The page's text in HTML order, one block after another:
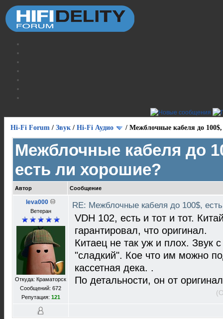
Hi-Fi Forum / Звук / Hi-Fi Аудио / Межблочные кабеля до 100$,
Межблочные кабеля до
есть ли хорошие?
Автор Сообщение
leva000
Ветеран
Откуда: Краматорск
Сообщений: 672
Репутация: 121
RE: Межблочные кабеля до 100$,
VDH 102, есть и тот и тот.
гарантировал, что оригинал.
Китаец не так уж и плох. Звук
"сладкий". Кое что им можно
кассетная дека. .
По детальности, он от